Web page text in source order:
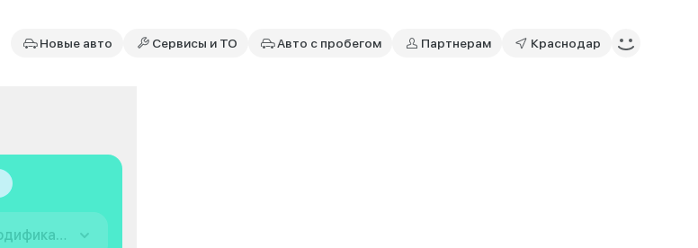
Новые авто Сервисы и ТО Авто с пробегом Партнерам Краснодар
Модификация